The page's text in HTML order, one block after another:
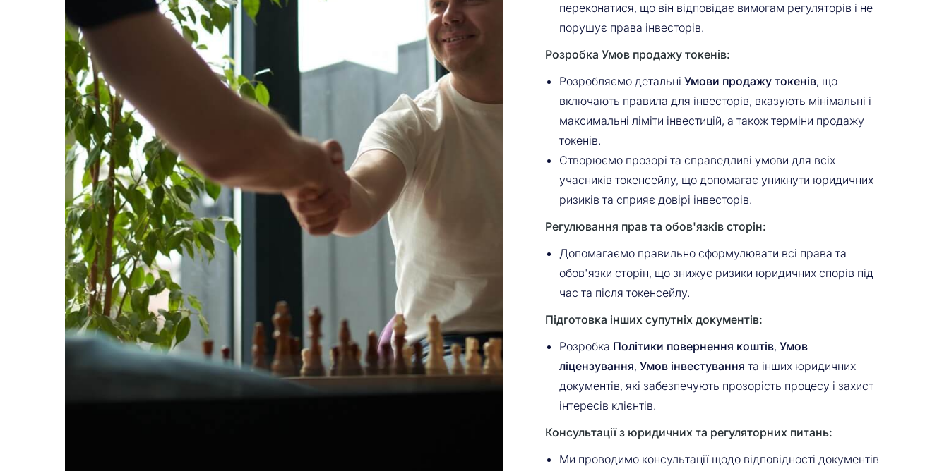
переконатися, що він відповідає вимогам регуляторів і не
порушує права інвесторів.
Розробка Умов продажу токенів:
Розробляємо детальні Умови продажу токенів, що
включають правила для інвесторів, вказують мінімальні і
максимальні ліміти інвестицій, а також терміни продажу
токенів.
Створюємо прозорі та справедливі умови для всіх
учасників токенсейлу, що допомагає уникнути юридичних
ризиків та сприяє довірі інвесторів.
Регулювання прав та обов'язків сторін:
Допомагаємо правильно сформулювати всі права та
обов'язки сторін, що знижує ризики юридичних спорів під
час та після токенсейлу.
Підготовка інших супутніх документів:
Розробка Політики повернення коштів, Умов
ліцензування, Умов інвестування та інших юридичних
документів, які забезпечують прозорість процесу і захист
інтересів клієнтів.
Консультації з юридичних та регуляторних питань:
Ми проводимо консультації щодо відповідності документів